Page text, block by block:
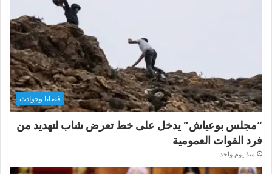
قضايا وحوادث
“مجلس بوعياش” يدخل على خط تعرض شاب لتهديد من
فرد القوات العمومية
منذ يوم واحد